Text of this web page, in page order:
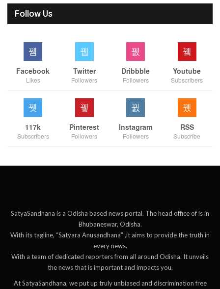
Follow Us
Facebook
Likes
Twitter
Followers
Dribbble
Followers
Youtube
Subscribers
117k
Subscribers
Pinterest
Followers
Instagram
Followers
RSS
Subscribe
SatyaSandhana is a Odisha based news portal. The head office of is in
Bhubaneswar, Odisha.
With its tagline, “Satyara Anusandhana” ,it aims to provide the truth in
every news.
With a team of dedicated reporters from all around Odisha. It unveils
the news that is important and impacts you.
At SatyaSandhana, we put up truly unbiased and discrimination free